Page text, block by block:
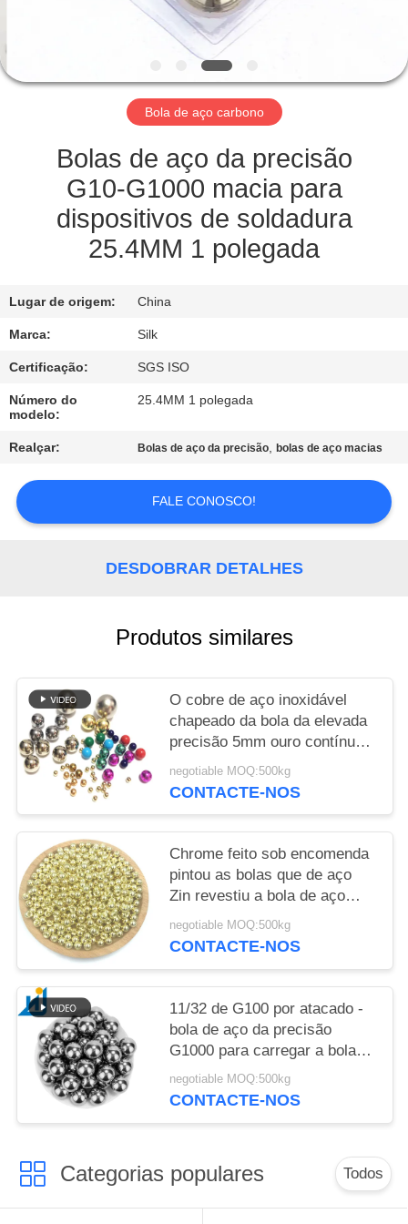
CONTROLE
QUALIDADE
CONTACTE-
NOTÍCIA
PEÇA
UMAS
CITAÇÕES
MAPA
DO
SITE
PRIVACY
Bola de aço carbono
Bolas de aço da precisão
G10-G1000 macia para
dispositivos de soldadura
25.4MM 1 polegada
Lugar de origem: China
Marca: Silk
Certificação: SGS ISO
Número do
modelo:
25.4MM 1 polegada
Realçar: Bolas de aço da precisão,bolas de aço macias
FALE CONOSCO!
DESDOBRAR DETALHES
Produtos similares
O cobre de aço inoxidável
chapeado da bola da elevada
precisão 5mm ouro contínuo
chapeou as bolas de aço
negotiable MOQ:500kg
CONTACTE-NOS
Chrome feito sob encomenda
pintou as bolas que de aço
Zin revestiu a bola de aço
contínua folheado a níquel do
ferro do metal da bola de aço
negotiable MOQ:500kg
CONTACTE-NOS
11/32 de G100 por atacado -
bola de aço da precisão
G1000 para carregar a bola
de aço carbono redonda
endurecida 1010 1015
negotiable MOQ:500kg
CONTACTE-NOS
Categorias populares Todos